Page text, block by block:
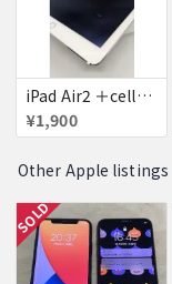
iPad Air2 ＋cellular 16GB
¥1,900
Other Apple listings
SOLD